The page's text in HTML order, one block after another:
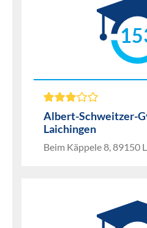
Albert-Schweitzer-
Laichingen
Beim Käppele 8, 89150